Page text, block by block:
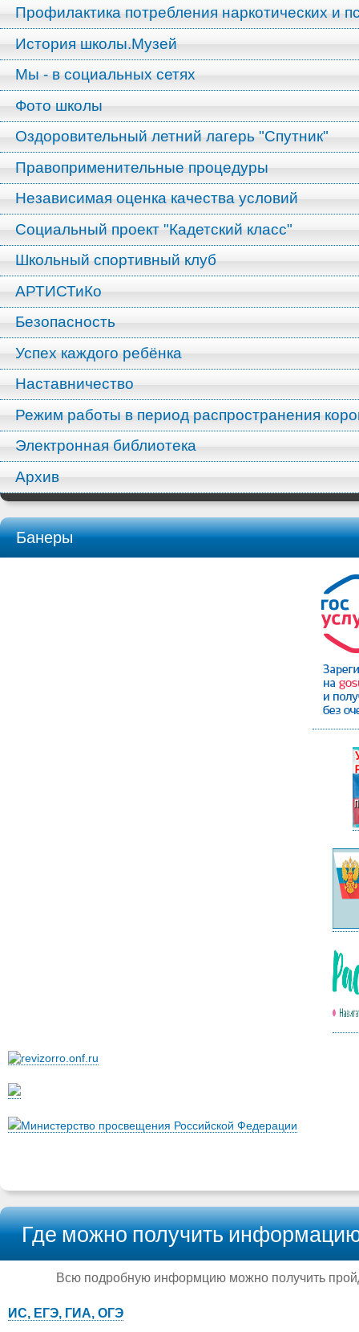
Профилактика потребления наркотических и
История школы.Музей
Мы - в социальных сетях
Фото школы
Оздоровительный летний лагерь "Спутник"
Правоприменительные процедуры
Независимая оценка качества условий
Социальный проект "Кадетский класс"
Школьный спортивный клуб
АРТИСТиКо
Безопасность
Успех каждого ребёнка
Наставничество
Режим работы в период распространения
Электронная библиотека
Архив
Банеры
Министерство просвещения Российской Федерации
Где можно получить
Всю подробную информцию можно получить
ИС, ЕГЭ, ГИА, ОГЭ